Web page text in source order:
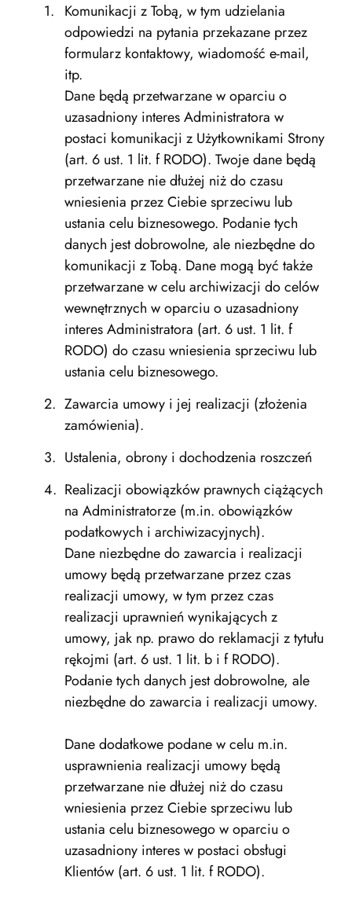
Komunikacji z Tobą, w tym udzielania
odpowiedzi na pytania przekazane przez
formularz kontaktowy, wiadomość e-mail,
itp.
Dane będą przetwarzane w oparciu o
uzasadniony interes Administratora w
postaci komunikacji z Użytkownikami Strony
(art. 6 ust. 1 lit. f RODO). Twoje dane będą
przetwarzane nie dłużej niż do czasu
wniesienia przez Ciebie sprzeciwu lub
ustania celu biznesowego. Podanie tych
danych jest dobrowolne, ale niezbędne do
komunikacji z Tobą. Dane mogą być także
przetwarzane w celu archiwizacji do celów
wewnętrznych w oparciu o uzasadniony
interes Administratora (art. 6 ust. 1 lit. f
RODO) do czasu wniesienia sprzeciwu lub
ustania celu biznesowego.
Zawarcia umowy i jej realizacji (złożenia
zamówienia).
Ustalenia, obrony i dochodzenia roszczeń
Realizacji obowiązków prawnych ciążących
na Administratorze (m.in. obowiązków
podatkowych i archiwizacyjnych).
Dane niezbędne do zawarcia i realizacji
umowy będą przetwarzane przez czas
realizacji umowy, w tym przez czas
realizacji uprawnień wynikających z
umowy, jak np. prawo do reklamacji z tytułu
rękojmi (art. 6 ust. 1 lit. b i f RODO).
Podanie tych danych jest dobrowolne, ale
niezbędne do zawarcia i realizacji umowy.
Dane dodatkowe podane w celu m.in.
usprawnienia realizacji umowy będą
przetwarzane nie dłużej niż do czasu
wniesienia przez Ciebie sprzeciwu lub
ustania celu biznesowego w oparciu o
uzasadniony interes w postaci obsługi
Klientów (art. 6 ust. 1 lit. f RODO).